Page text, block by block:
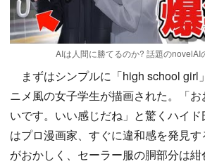
AIは人間に勝てるのか? 話題のnovelAI
まずはシンプルに「high school girl
ニメ風の女子学生が描画された。「
いです。いい感じだね」と驚くハイ
はプロ漫画家、すぐに違和感を発見
がおかしく、セーラー服の胴部分は